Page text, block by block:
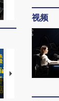
【推广】走进第
视频